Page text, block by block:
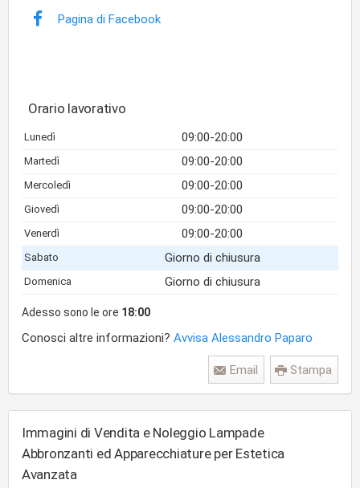
Pagina di Facebook
Orario lavorativo
Lunedì 09:00-20:00
Martedì 09:00-20:00
Mercoledì 09:00-20:00
Giovedì 09:00-20:00
Venerdì 09:00-20:00
Sabato Giorno di chiusura
Domenica Giorno di chiusura
Adesso sono le ore 18:00
Conosci altre informazioni? Avvisa Alessandro Paparo
Stampa
Email
Immagini di Vendita e Noleggio Lampade
Abbronzanti ed Apparecchiature per Estetica
Avanzata